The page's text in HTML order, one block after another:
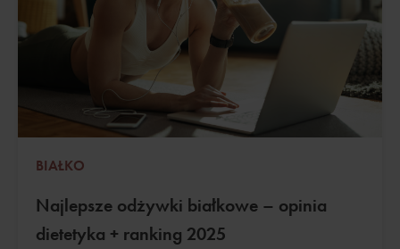
BIAŁKO
Najlepsze odżywki białkowe – opinia
dietetyka + ranking 2025